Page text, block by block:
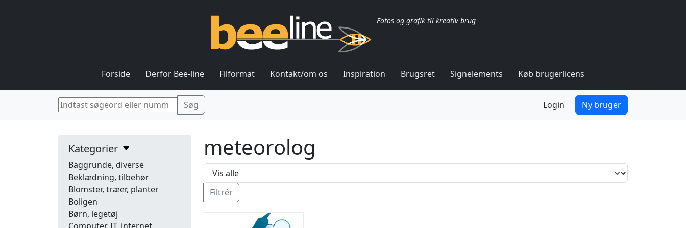
Fotos og grafik til kreativ brug
Forside Derfor Bee-line Filformat Kontakt/om os Inspiration Brugsret Signelements Køb brugerlicens
Login Ny bruger
Kategorier
Baggrunde, diverse
Beklædning, tilbehør
Blomster, træer, planter
Boligen
Børn, legetøj
meteorolog
Filtrér